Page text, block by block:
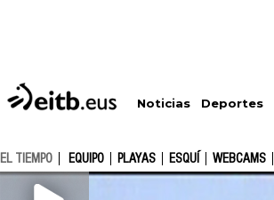
Noticias Deportes
EL TIEMPO EQUIPO PLAYAS ESQUÍ WEBCAMS